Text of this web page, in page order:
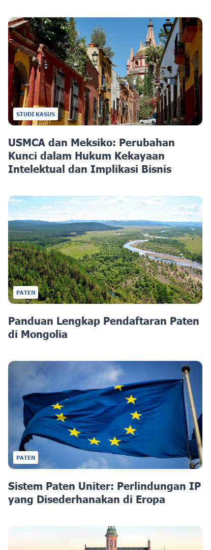
STUDI KASUS
USMCA dan Meksiko: Perubahan
Kunci dalam Hukum Kekayaan
Intelektual dan Implikasi Bisnis
PATEN
Panduan Lengkap Pendaftaran Paten
di Mongolia
PATEN
Sistem Paten Uniter: Perlindungan IP
yang Disederhanakan di Eropa